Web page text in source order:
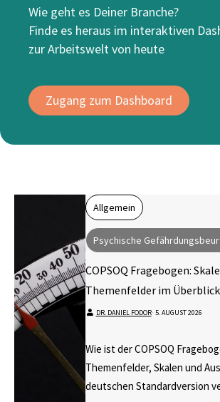
Wie geht es Deiner Branche?
Finde es heraus im interaktiven
zur Arbeitswelt von heute
Zugang zum Dashboard
Allgemein
Psychische
COPSOQ Fragebogen:
Themenfelder im Überblick
DR. DANIEL FODOR⋅ 5. AUGUST 2026
Wie ist der COPSOQ
Themenfelder, Skalen und
deutschen Standardversion